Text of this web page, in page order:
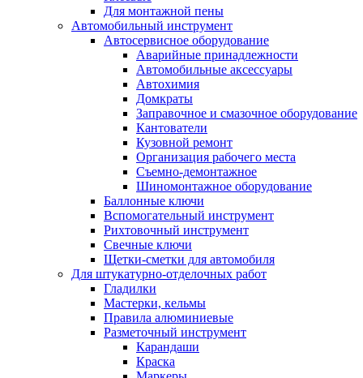
Для монтажной пены
Автомобильный инструмент
Автосервисное оборудование
Аварийные принадлежности
Автомобильные аксессуары
Автохимия
Домкраты
Заправочное и смазочное оборудование
Кантователи
Кузовной ремонт
Организация рабочего места
Съемно-демонтажное
Шиномонтажное оборудование
Баллонные ключи
Вспомогательный инструмент
Рихтовочный инструмент
Свечные ключи
Щетки-сметки для автомобиля
Для штукатурно-отделочных работ
Гладилки
Мастерки, кельмы
Правила алюминиевые
Разметочный инструмент
Карандаши
Краска